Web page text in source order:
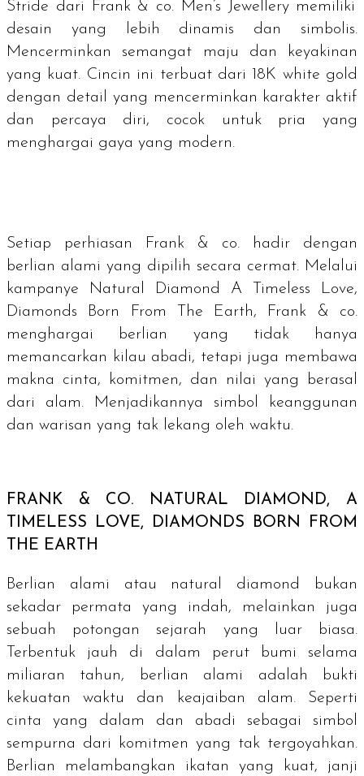
Stride dari Frank & co. Men’s Jewellery memiliki
desain yang lebih dinamis dan simbolis.
Mencerminkan semangat maju dan keyakinan
yang kuat. Cincin ini terbuat dari 18K white gold
dengan detail yang mencerminkan karakter aktif
dan percaya diri, cocok untuk pria yang
menghargai gaya yang modern.
Setiap perhiasan Frank & co. hadir dengan
berlian alami yang dipilih secara cermat. Melalui
kampanye Natural Diamond A Timeless Love,
Diamonds Born From The Earth, Frank & co.
menghargai berlian yang tidak hanya
memancarkan kilau abadi, tetapi juga membawa
makna cinta, komitmen, dan nilai yang berasal
dari alam. Menjadikannya simbol keanggunan
dan warisan yang tak lekang oleh waktu.
FRANK & CO. NATURAL DIAMOND, A
TIMELESS LOVE, DIAMONDS BORN FROM
THE EARTH
Berlian alami atau natural diamond
bukan
sekadar permata yang indah, melainkan juga
sebuah potongan sejarah yang luar biasa.
Terbentuk jauh di dalam perut bumi selama
miliaran tahun, berlian alami adalah bukti
kekuatan waktu dan keajaiban alam. Seperti
cinta yang dalam dan abadi sebagai simbol
sempurna dari komitmen yang tak tergoyahkan.
Berlian melambangkan ikatan yang kuat, janji